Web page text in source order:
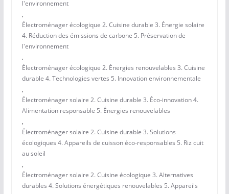
l'environnement
,
Électroménager écologique 2. Cuisine durable 3. Énergie solaire
4. Réduction des émissions de carbone 5. Préservation de
l'environnement
,
Électroménager écologique 2. Énergies renouvelables 3. Cuisine
durable 4. Technologies vertes 5. Innovation environnementale
,
Électroménager solaire 2. Cuisine durable 3. Éco-innovation 4.
Alimentation responsable 5. Énergies renouvelables
,
Électroménager solaire 2. Cuisine durable 3. Solutions
écologiques 4. Appareils de cuisson éco-responsables 5. Riz cuit
au soleil
,
Électroménager solaire 2. Cuisine écologique 3. Alternatives
durables 4. Solutions énergétiques renouvelables 5. Appareils